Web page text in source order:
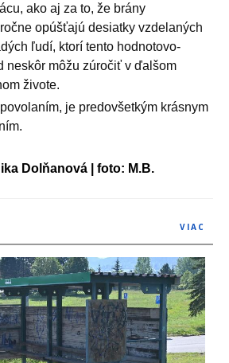
ako aj za to, že brány
opúšťajú desiatky vzdelaných
ľudí, ktorí tento hodnotovo-
neskôr môžu zúročiť v ďalšom
živote.
je predovšetkým krásnym
Dolňanová | foto: M.B.
VIAC